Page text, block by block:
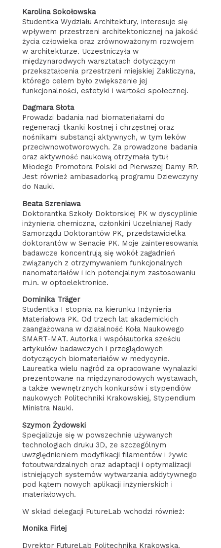
Karolina Sokołowska
Studentka Wydziału Architektury, interesuje się
wpływem przestrzeni architektonicznej na jakość
życia człowieka oraz zrównoważonym rozwojem
w architekturze. Uczestniczyła w
międzynarodwych warsztatach dotyczącym
przekształcenia przestrzeni miejskiej Zakliczyna,
którego celem było zwiększenie jej
funkcjonalności, estetyki i wartości społecznej.
Dagmara Słota
Prowadzi badania nad biomateriałami do
regeneracji tkanki kostnej i chrzęstnej oraz
nośnikami substancji aktywnych, w tym leków
przeciwnowotworowych. Za prowadzone badania
oraz aktywność naukową otrzymała tytuł
Młodego Promotora Polski od Pierwszej Damy RP.
Jest również ambasadorką programu Dziewczyny
do Nauki.
Beata Szreniawa
Doktorantka Szkoły Doktorskiej PK w dyscyplinie
inżynieria chemiczna, członkini Uczelnianej Rady
Samorządu Doktorantów PK, przedstawicielka
doktorantów w Senacie PK. Moje zainteresowania
badawcze koncentrują się wokół zagadnień
związanych z otrzymywaniem funkcjonalnych
nanomateriałów i ich potencjalnym zastosowaniu
m.in. w optoelektronice.
Dominika Träger
Studentka I stopnia na kierunku Inżynieria
Materiałowa PK. Od trzech lat akademickich
zaangażowana w działalność Koła Naukowego
SMART-MAT. Autorka i współautorka sześciu
artykułów badawczych i przeglądowych
dotyczących biomateriałów w medycynie.
Laureatka wielu nagród za opracowane wynalazki
prezentowane na międzynarodowych wystawach,
a także wewnętrznych konkursów i stypendiów
naukowych Politechniki Krakowskiej, Stypendium
Ministra Nauki.
Szymon Żydowski
Specjalizuje się w powszechnie używanych
technologiach druku 3D, ze szczególnym
uwzględnieniem modyfikacji filamentów i żywic
fotoutwardzalnych oraz adaptacji i optymalizacji
istniejących systemów wytwarzania addytywnego
pod kątem nowych aplikacji inżynierskich i
materiałowych.
W skład delegacji FutureLab wchodzi również:
Monika Firlej
Dyrektor FutureLab Politechnika Krakowska.